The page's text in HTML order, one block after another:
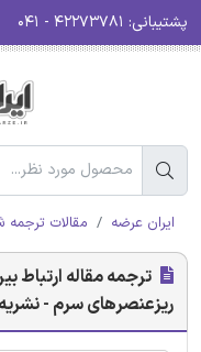
پشتیبانی:
ایران عرضه مقالات
ترجمه مقاله ارتباط
ریزعنصرهای سرم - نشریه Dovepress